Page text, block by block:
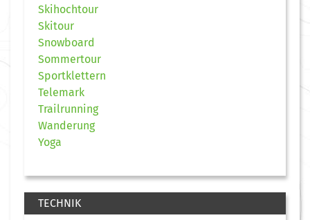
Skihochtour
Skitour
Snowboard
Sommertour
Sportklettern
Telemark
Trailrunning
Wanderung
Yoga
TECHNIK